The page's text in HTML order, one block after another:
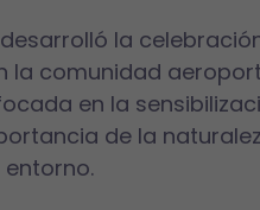
la
la comunidad
en la
de la
entorno.